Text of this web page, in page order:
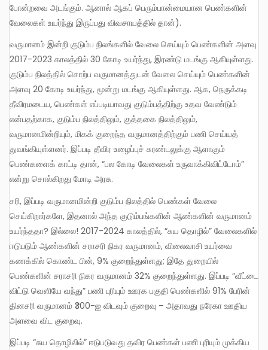
போன்றவை அடங்கும். ஆனால் ஆகப் பெரும்பான்மையான பெண்களின்
வேலைகள் உயர்ந்து இருப்பது விவசாயத்தில் தான்).
வருமானம் இன்றி குடும்ப நிலங்களில் வேலை செய்யும் பெண்களின் அளவு
2017-2023 காலத்தில் 30 கோடி உயர்ந்து, இரண்டு மடங்கு ஆகியுள்ளது.
குடும்ப நிலத்தில் சொற்ப வருமானத்துடன் வேலை செய்யும் பெண்களின்
அளவு 20 கோடி உயர்ந்து, மூன்று மடங்கு ஆகியுள்ளது. ஆக, நெருக்கடி
தீவிரமடைய, பெண்கள் எப்படியாவது குடும்பத்திற்கு உதவ வேண்டும்
என்பதற்காக, குடும்ப நிலத்திலும், குத்தகை நிலத்திலும்,
வருமானமின்றியும், மிகக் குறைந்த வருமானத்திற்கும் பணி செய்யத்
துவங்கியுள்ளனர். இப்படி தீவிர உழைப்புச் சுரண்டலுக்கு ஆளாகும்
பெண்களைக் காட்டி தான், “பல கோடி வேலைகள் உருவாக்கிவிட்டோம்”
என்று சொல்கிறது மோடி அரசு.
சரி, இப்படி வருமானமின்றி குடும்ப நிலத்தில் பெண்கள் வேலை
செய்கிறார்களே, இதனால் அந்த குடும்பங்களின் ஆண்களின் வருமானம்
உயர்ந்ததா? இல்லை! 2017-2024 காலத்தில், “சுய தொழில்” வேலைகளில்
ஈடுபடும் ஆண்களின் சராசரி நிகர வருமானம், விலைவாசி உயர்வை
கணக்கில் கொண்ட பின், 9% குறைந்துள்ளது; இதே துறையில்
பெண்களின் சராசரி நிகர வருமானம் 32% குறைந்துள்ளது. இப்படி “வீட்டை
விட்டு வெளியே வந்து” பணி புரியும் ஊரக பகுதி பெண்களில் 91% பேரின்
தினசரி வருமானம் ₹300-ஐ விடவும் குறைவு – அதாவது நரேகா ஊதிய
அளவை விட குறைவு.
இப்படி “சுய தொழிலில்” ஈடுபடுவது தவிர பெண்கள் பணி புரியும் முக்கிய